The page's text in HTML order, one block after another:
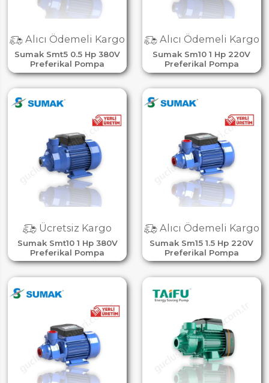
Sumak Smt5 0.5 Hp 380V
Preferikal Pompa
Alıcı Ödemeli Kargo
Sumak Sm10 1 Hp 220V
Preferikal Pompa
Alıcı Ödemeli Kargo
Sumak Smt10 1 Hp 380V
Preferikal Pompa
Ücretsiz Kargo
Sumak Sm15 1.5 Hp 220V
Preferikal Pompa
Alıcı Ödemeli Kargo